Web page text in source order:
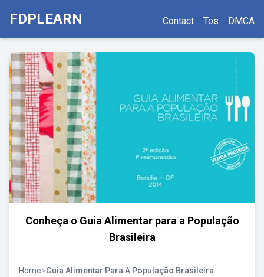
FDPLEARN Contact Tos DMCA
Conheça o Guia Alimentar para a População
Brasileira
Home>Guia Alimentar Para A População Brasileira